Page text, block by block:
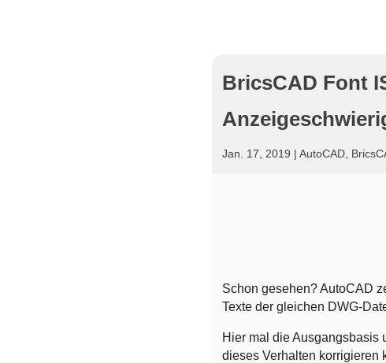
BricsCAD Font
Jan. 17, 2019 |AutoCAD
Schon gesehen? AutoCAD
Texte der gleichen DWG-
Hier mal die Ausgangsbasis
dieses Verhalten korrigieren